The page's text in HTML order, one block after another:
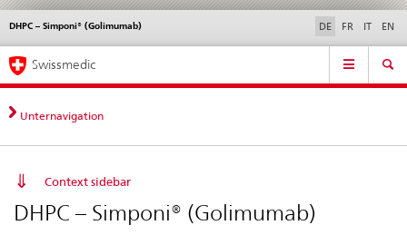
Direktnavigation
News,
Rechtsgrundlagen,
Kontakt
News & Updates Kontakt | Support & Hilfe
DHPC – Simponi® (Golimumab)
Sprachwahl DE FR IT EN
Service
Hauptnavigation
Swissmedic
Unternavigation
Context sidebar
DHPC – Simponi® (Golimumab)